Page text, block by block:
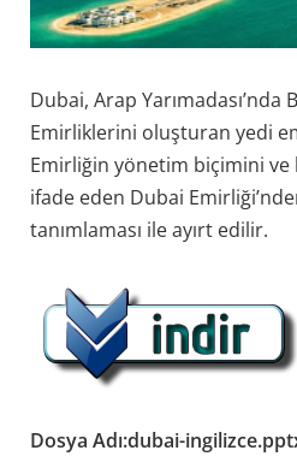
Dubai, Arap Yarımadası’nda
Emirliklerini oluşturan yedi
Emirliğin yönetim biçimini ve
ifade eden Dubai
tanımlaması ile ayırt edilir.
Dosya Adı:dubai-